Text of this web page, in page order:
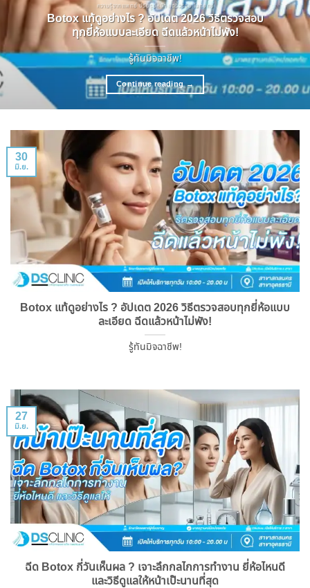
ความรู้จากแพทย์ ปรับรูปหน้า ลดริ้วรอย โบทอกซ์
Botox แท้ดูอย่างไร ? อัปเดต 2026 วิธีตรวจสอบ
ทุกยี่ห้อแบบละเอียด ฉีดแล้วหน้าไม่พัง!
รู้ทันมิจฉาชีพ!
Continue reading→
Botox แท้ดูอย่างไร ? อัปเดต 2026 วิธีตรวจสอบทุกยี่ห้อแบบ
ละเอียด ฉีดแล้วหน้าไม่พัง!
รู้ทันมิจฉาชีพ!
30
มิ.ย.
ฉีด Botox กี่วันเห็นผล ? เจาะลึกกลไกการทำงาน ยี่ห้อไหนดี
และวิธีดูแลให้หน้าเป๊ะนานที่สุด
27
มิ.ย.